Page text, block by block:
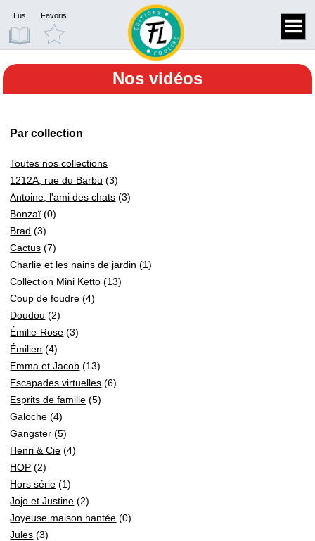
Lus Favoris
Nos vidéos
Par collection
Toutes nos collections
1212A, rue du Barbu (3)
Antoine, l'ami des chats (3)
Bonzaï (0)
Brad (3)
Cactus (7)
Charlie et les nains de jardin (1)
Collection Mini Ketto (13)
Coup de foudre (4)
Doudou (2)
Émilie-Rose (3)
Émilien (4)
Emma et Jacob (13)
Escapades virtuelles (6)
Esprits de famille (5)
Galoche (4)
Gangster (5)
Henri & Cie (4)
HOP (2)
Hors série (1)
Jojo et Justine (2)
Joyeuse maison hantée (0)
Jules (3)